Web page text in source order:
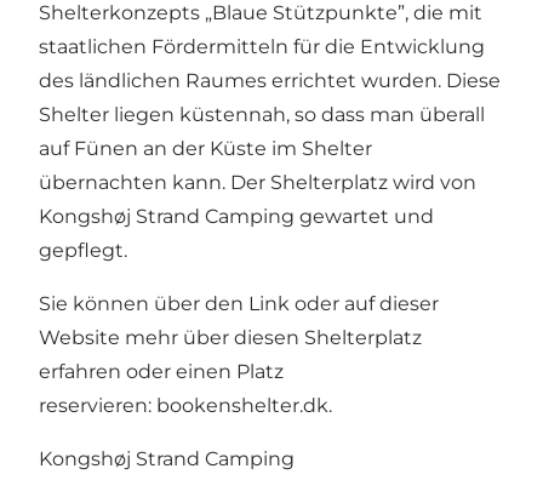
Shelterkonzepts „Blaue Stützpunkte”, die mit
staatlichen Fördermitteln für die Entwicklung
des ländlichen Raumes errichtet wurden. Diese
Shelter liegen küstennah, so dass man überall
auf Fünen an der Küste im Shelter
übernachten kann. Der Shelterplatz wird von
Kongshøj Strand Camping gewartet und
gepflegt.
Sie können über den Link oder auf dieser
Website mehr über diesen Shelterplatz
erfahren oder einen Platz
reservieren: bookenshelter.dk.
Kongshøj Strand Camping